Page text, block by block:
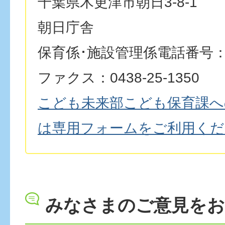
朝日庁舎
保育係･施設管理係電話番号
ファクス：0438-25-1350
こども未来部こども保育課
は専用フォームをご利用く
みなさまのご意見を